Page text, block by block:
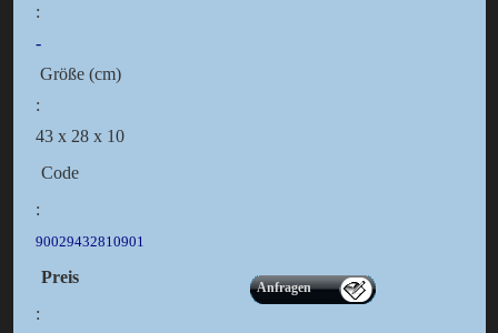
:
-
Größe (cm)
:
43 x 28 x 10
Code
:
90029432810901
Preis
:
Anfragen